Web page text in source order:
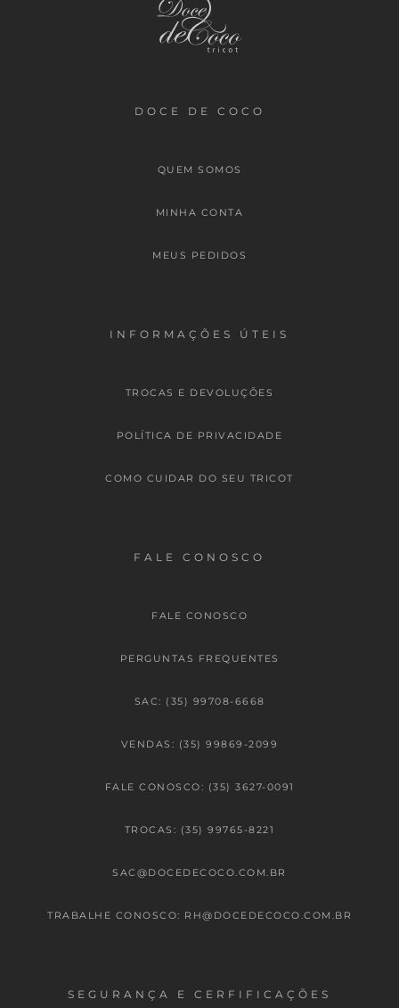
DOCE DE COCO
QUEM SOMOS
MINHA CONTA
MEUS PEDIDOS
INFORMAÇÕES ÚTEIS
TROCAS E DEVOLUÇÕES
POLÍTICA DE PRIVACIDADE
COMO CUIDAR DO SEU TRICOT
FALE CONOSCO
FALE CONOSCO
PERGUNTAS FREQUENTES
SAC: (35) 99708-6668
VENDAS: (35) 99869-2099
FALE CONOSCO: (35) 3627-0091
TROCAS: (35) 99765-8221
SAC@DOCEDECOCO.COM.BR
TRABALHE CONOSCO: RH@DOCEDECOCO.COM.BR
SEGURANÇA E CERFIFICAÇÕES